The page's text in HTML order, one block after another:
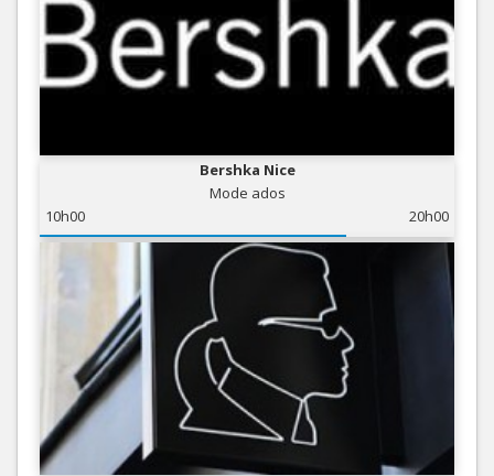
Bershka Nice
Mode ados
10h00
20h00